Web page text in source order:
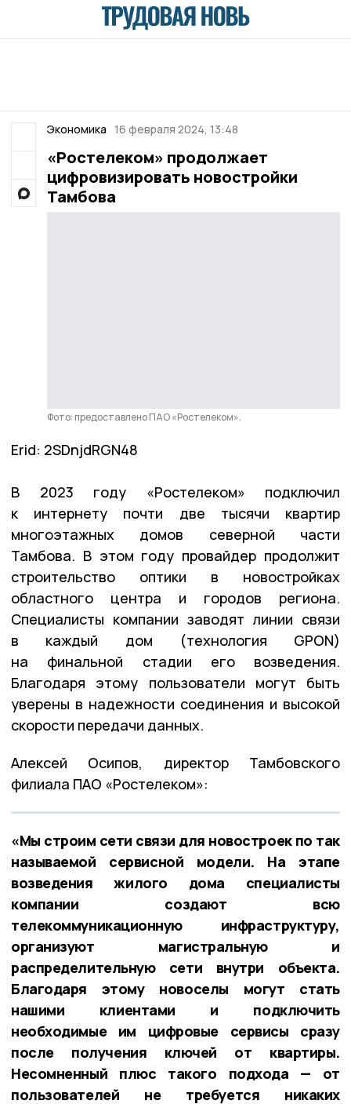
Экономика 16 февраля 2024, 13:48
«Ростелеком» продолжает
цифровизировать новостройки
Тамбова
Фото: предоставлено ПАО «Ростелеком».
Erid: 2SDnjdRGN48
В 2023 году «Ростелеком» подключил
к интернету почти две тысячи квартир
многоэтажных домов северной части
Тамбова. В этом году провайдер продолжит
строительство оптики в новостройках
областного центра и городов региона.
Специалисты компании заводят линии связи
в каждый дом (технология GPON)
на финальной стадии его возведения.
Благодаря этому пользователи могут быть
уверены в надежности соединения и высокой
скорости передачи данных.
Алексей Осипов, директор Тамбовского
филиала ПАО «Ростелеком»:
«Мы строим сети связи для новостроек по так
называемой сервисной модели. На этапе
возведения жилого дома специалисты
компании создают всю
телекоммуникационную инфраструктуру,
организуют магистральную и
распределительную сети внутри объекта.
Благодаря этому новоселы могут стать
нашими клиентами и подключить
необходимые им цифровые сервисы сразу
после получения ключей от квартиры.
Несомненный плюс такого подхода — от
пользователей не требуется никаких